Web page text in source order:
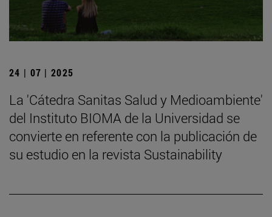
24 | 07 | 2025
La 'Cátedra Sanitas Salud y Medioambiente'
del Instituto BIOMA de la Universidad se
convierte en referente con la publicación de
su estudio en la revista Sustainability